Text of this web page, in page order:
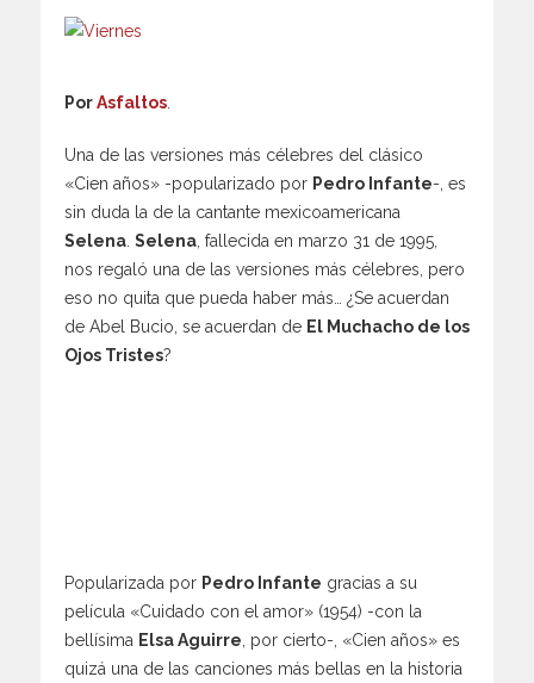
PorAsfaltos
Una de las versiones más célebres del clásico
«Cien años» -popularizado por Pedro Infante-, es
sin duda la de la cantante mexicoamericana
Selena Selena , fallecida en marzo 31 de 1995,
nos regaló una de las versiones más célebres, pero
eso no quita que pueda haber más… ¿Se acuerdan
de Abel Bucio, se acuerdan de El Muchacho de los
Ojos Tristes?
Popularizada por Pedro Infante gracias a su
película «Cuidado con el amor» (1954) -con la
bellísima Elsa Aguirre , por cierto-, «Cien años» es
quizá una de las canciones más bellas en la historia